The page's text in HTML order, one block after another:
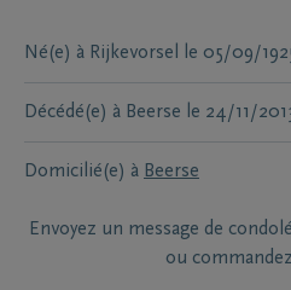
Né(e) à Rijkevorsel le 05/09/
Décédé(e) à Beerse le 24/11/
Domicilié(e) à Beerse
Envoyez un message de
ou